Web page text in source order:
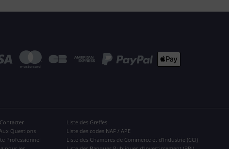
Questions
Professionnel
Liste des Greffes
Liste des codes NAF / APE
Liste des Chambres de Commerce et d'Industrie (CCI)